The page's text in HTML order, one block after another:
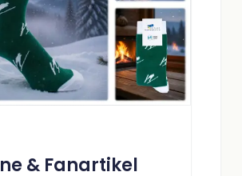
& Fanartikel